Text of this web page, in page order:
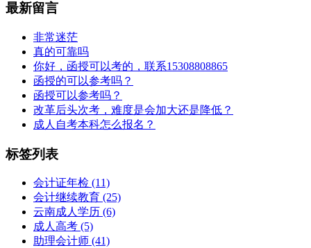
最新留言
非常迷茫
真的可靠吗
你好，函授可以考的，联系15308808865
函授的可以参考吗？
函授可以参考吗？
改革后头次考，难度是会加大还是降低？
成人自考本科怎么报名？
标签列表
会计证年检 (11)
会计继续教育 (25)
云南成人学历 (6)
成人高考 (5)
助理会计师 (41)